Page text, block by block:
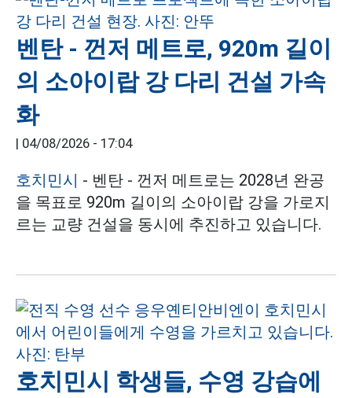
벤탄 - 껀저 메트로, 920m 길이
의 소아이랍 강 다리 건설 가속
화
| 04/08/2026 - 17:04
호치민시 - 벤탄 - 껀저 메트로는 2028년 완공
을 목표로 920m 길이의 소아이랍 강을 가로지
르는 교량 건설을 동시에 추진하고 있습니다.
호치민시 학생들, 수영 강습에